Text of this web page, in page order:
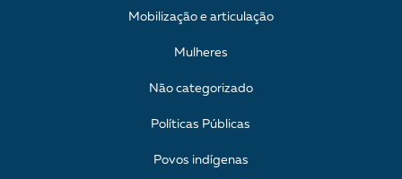
Mobilização e articulação
Mulheres
Não categorizado
Políticas Públicas
Povos indígenas